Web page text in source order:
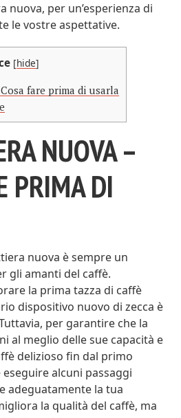
nuova, per un’esperienza di
le vostre aspettative.
[hide]
fare prima di usarla
NUOVA –
PRIMA DI
nuova è sempre un
gli amanti del caffè.
la prima tazza di caffè
dispositivo nuovo di zecca è
per garantire che la
al meglio delle sue capacità e
delizioso fin dal primo
alcuni passaggi
adeguatamente la tua
la qualità del caffè, ma